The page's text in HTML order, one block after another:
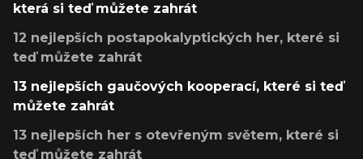
která si teď můžete zahrát
12 nejlepších postapokalyptických her, které si
teď můžete zahrát
13 nejlepších gaučových kooperací, které si teď
můžete zahrát
13 nejlepších her s otevřeným světem, které si
teď můžete zahrát